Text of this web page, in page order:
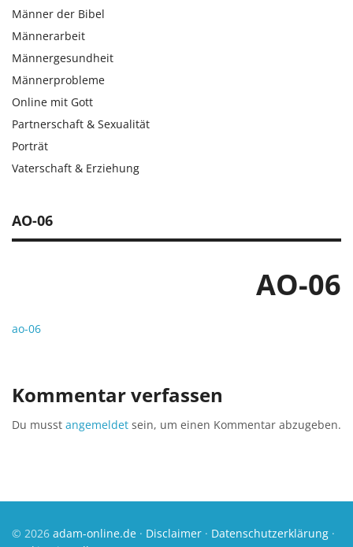
AO-06
AO-06
ao-06
Kommentar verfassen
Du musst angemeldet sein, um einen Kommentar abzugeben.
Männer der Bibel
Männerarbeit
Männergesundheit
Männerprobleme
Online mit Gott
Partnerschaft & Sexualität
Porträt
Vaterschaft & Erziehung
© 2026 adam-online.de · Disclaimer · Datenschutzerklärung ·